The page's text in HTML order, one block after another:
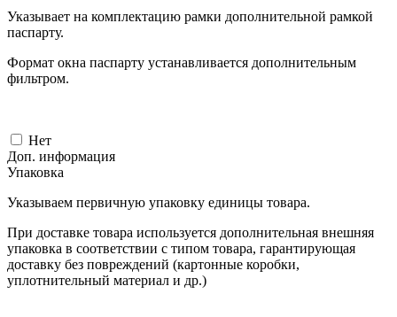
Указывает на комплектацию рамки дополнительной рамкой
паспарту.
Формат окна паспарту устанавливается дополнительным
фильтром.
Нет
Доп. информация
Упаковка
Указываем первичную упаковку единицы товара.
При доставке товара используется дополнительная внешняя
упаковка в соответствии с типом товара, гарантирующая
доставку без повреждений (картонные коробки,
уплотнительный материал и др.)